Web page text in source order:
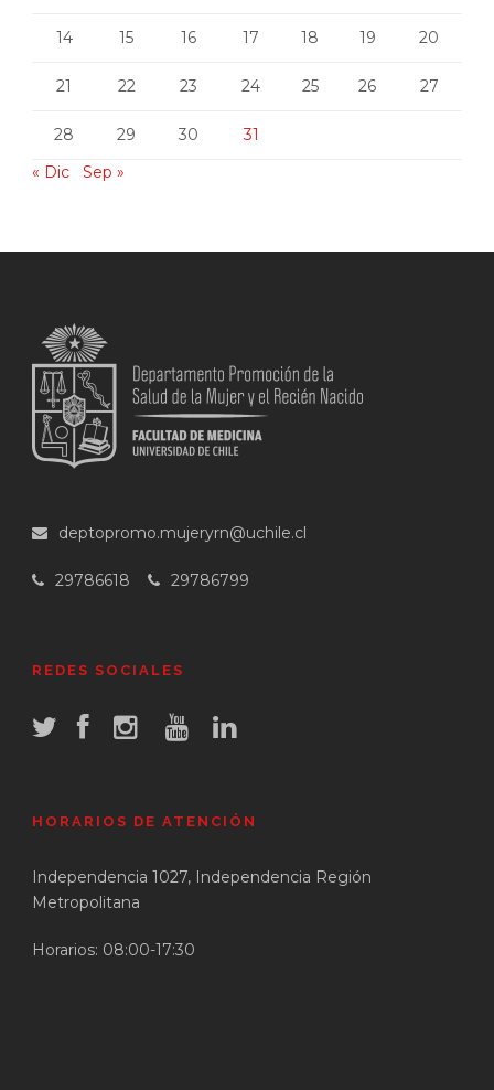
14 15 16 17 18 19 20
21 22 23 24 25 26 27
28 29 30
31
« Dic
Sep »
deptopromo.mujeryrn@uchile.cl
29786618 29786799
REDES SOCIALES
HORARIOS DE ATENCIÓN
Independencia 1027, Independencia Región
Metropolitana
Horarios: 08:00-17:30